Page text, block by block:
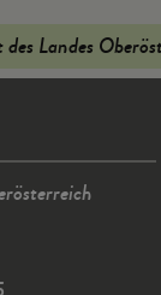
Landes